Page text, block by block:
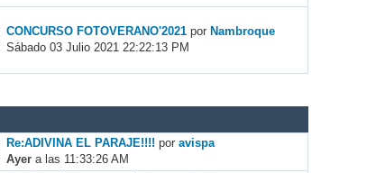
CONCURSO FOTOVERANO'2021 por Nambroque
Sábado 03 Julio 2021 22:22:13 PM
Re:ADIVINA EL PARAJE!!!! poravispa
Ayer a las 11:33:26 AM